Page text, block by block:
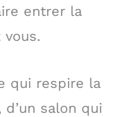
entrer la
qui respire la
salon qui